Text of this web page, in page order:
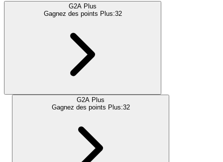
G2A Plus
Gagnez des points Plus:32
G2A Plus
Gagnez des points Plus:32